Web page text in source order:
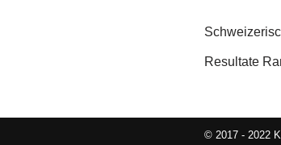
Resultate
© 2017 - 2022